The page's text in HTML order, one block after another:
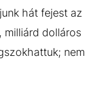
hát fejest az
milliárd dolláros
nem